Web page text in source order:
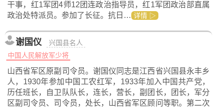
干事，红1军团4师12团连政治指导员，红1军团政治部直属
政治处特派员。参加了长征。抗日… 详情 ▷
谢国仪
兴国县名人
中国人民解放军少将
山西省军区原副司令员。谢国仪同志是江西省兴国县永丰乡
人，1930年参加中国工农红军，1933年加入中国共产党，
历任班长，自卫队队长，连长，营长，副团长，团长，军分
区副司令员、司令员，处长，山西省军区顾问等职。第二次